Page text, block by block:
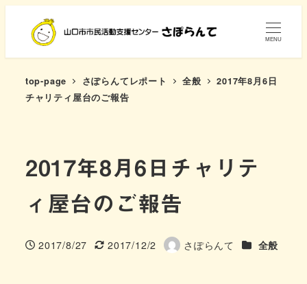
MENU
top-page さぽらんてレポート 全般
2017年8月6日
チャリティ屋台のご報告
2017年8月6日チャリテ
ィ屋台のご報告
投稿日
2017/8/27
更新日
2017/12/2
著
さぽらんて さぽらんてレ
全般